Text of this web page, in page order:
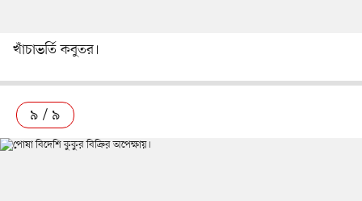
খাঁচাভর্তি কবুতর।
৯ / ৯